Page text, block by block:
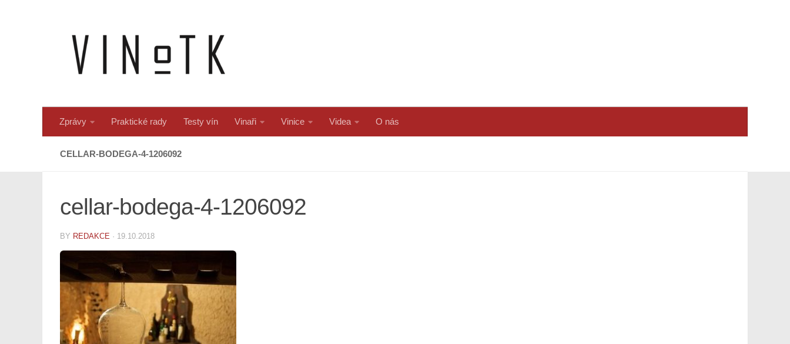
Zprávy Praktické rady Testy vín Vinaři Vinice Videa O nás
CELLAR-BODEGA-4-1206092
cellar-bodega-4-1206092
BY REDAKCE · 19.10.2018